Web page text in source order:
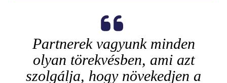
Partnerek vagyunk minden
olyan törekvésben, ami azt
szolgálja, hogy növekedjen a